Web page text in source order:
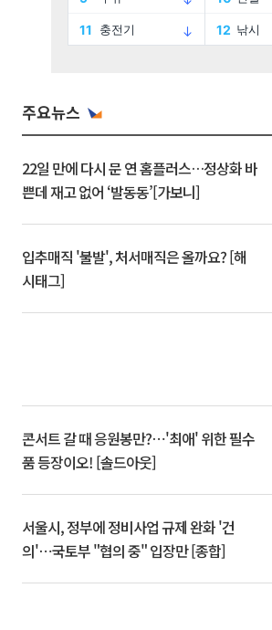
주요뉴스
22일 만에 다시 문 연 홈플러스…정상화 바
쁜데 재고 없어 ‘발동동’[가보니]
입추매직 '불발', 처서매직은 올까요? [해
시태그]
콘서트 갈 때 응원봉만?⋯'최애' 위한 필수
품 등장이오! [솔드아웃]
서울시, 정부에 정비사업 규제 완화 '건
의'⋯국토부 "협의 중" 입장만 [종합]